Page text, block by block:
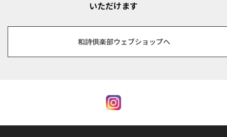
いただけます
和詩倶楽部ウェブショップへ